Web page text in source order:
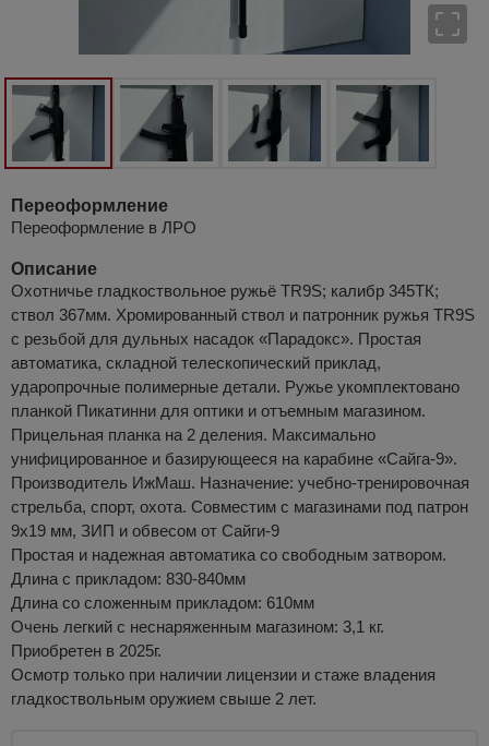
Переоформление
Переоформление в ЛРО
Описание
Охотничье гладкоствольное ружьё TR9S; калибр 345ТК;
ствол 367мм. Хромированный ствол и патронник ружья TR9S
с резьбой для дульных насадок «Парадокс». Простая
автоматика, складной телескопический приклад,
ударопрочные полимерные детали. Ружье укомплектовано
планкой Пикатинни для оптики и отъемным магазином.
Прицельная планка на 2 деления. Максимально
унифицированное и базирующееся на карабине «Сайга-9».
Производитель ИжМаш. Назначение: учебно-тренировочная
стрельба, спорт, охота. Совместим с магазинами под патрон
9х19 мм, ЗИП и обвесом от Сайги-9
Простая и надежная автоматика со свободным затвором.
Длина с прикладом: 830-840мм
Длина со сложенным прикладом: 610мм
Очень легкий с неснаряженным магазином: 3,1 кг.
Приобретен в 2025г.
Осмотр только при наличии лицензии и стаже владения
гладкоствольным оружием свыше 2 лет.